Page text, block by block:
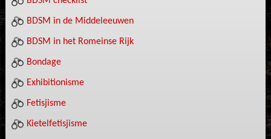
BDSM in de Middeleeuwen
BDSM in het Romeinse Rijk
Bondage
Exhibitionisme
Fetisjisme
Kietelfetisjisme